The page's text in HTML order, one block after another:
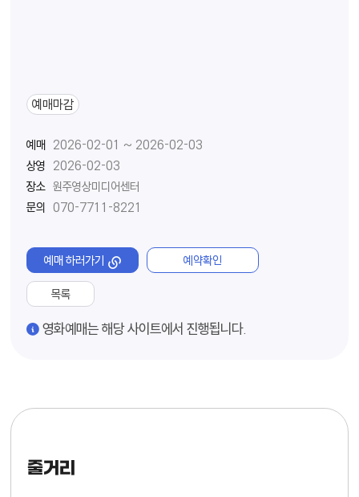
예매마감
예매 2026-02-01 ~ 2026-02-03
상영 2026-02-03
장소 원주영상미디어센터
문의 070-7711-8221
예매 하러가기 예약확인
목록
영화예매는 해당 사이트에서 진행됩니다.
줄거리